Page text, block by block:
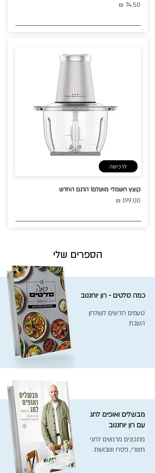
74.50 ₪
לרכישה
קוצץ חשמלי מושלם! הדגם החדש
199.00 ₪
הספרים שלי
כמה סלטים - רון יוחננוב
טעמים חדשים לשולחן
השבת
מבשלים ואופים לחג
עם רון יוחננוב
מתכונים מרגשים לחגי
תשרי, פסח ושבועות